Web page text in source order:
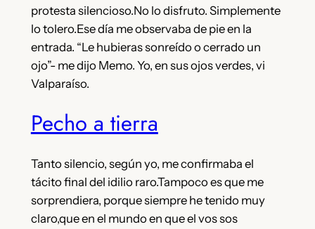
protesta silencioso.No lo disfruto. Simplemente
lo tolero.Ese día me observaba de pie en la
entrada. “Le hubieras sonreído o cerrado un
ojo”- me dijo Memo. Yo, en sus ojos verdes, vi
Valparaíso.
Pecho a tierra
Tanto silencio, según yo, me confirmaba el
tácito final del idilio raro.Tampoco es que me
sorprendiera, porque siempre he tenido muy
claro,que en el mundo en que el vos sos